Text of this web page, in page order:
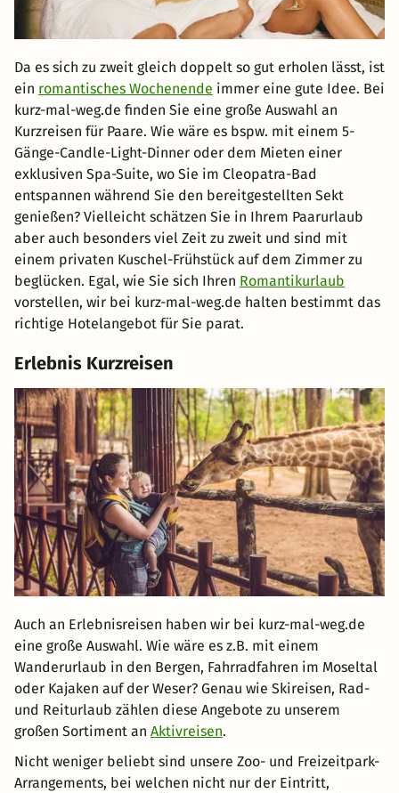
Da es sich zu zweit gleich doppelt so gut erholen lässt, ist
ein romantisches Wochenende immer eine gute Idee. Bei
kurz-mal-weg.de finden Sie eine große Auswahl an
Kurzreisen für Paare. Wie wäre es bspw. mit einem 5-
Gänge-Candle-Light-Dinner oder dem Mieten einer
exklusiven Spa-Suite, wo Sie im Cleopatra-Bad
entspannen während Sie den bereitgestellten Sekt
genießen? Vielleicht schätzen Sie in Ihrem Paarurlaub
aber auch besonders viel Zeit zu zweit und sind mit
einem privaten Kuschel-Frühstück auf dem Zimmer zu
beglücken. Egal, wie Sie sich Ihren Romantikurlaub
vorstellen, wir bei kurz-mal-weg.de halten bestimmt das
richtige Hotelangebot für Sie parat.
Erlebnis Kurzreisen
Auch an Erlebnisreisen haben wir bei kurz-mal-weg.de
eine große Auswahl. Wie wäre es z.B. mit einem
Wanderurlaub in den Bergen, Fahrradfahren im Moseltal
oder Kajaken auf der Weser? Genau wie Skireisen, Rad-
und Reiturlaub zählen diese Angebote zu unserem
großen Sortiment an Aktivreisen.
Nicht weniger beliebt sind unsere Zoo- und Freizeitpark-
Arrangements, bei welchen nicht nur der Eintritt,